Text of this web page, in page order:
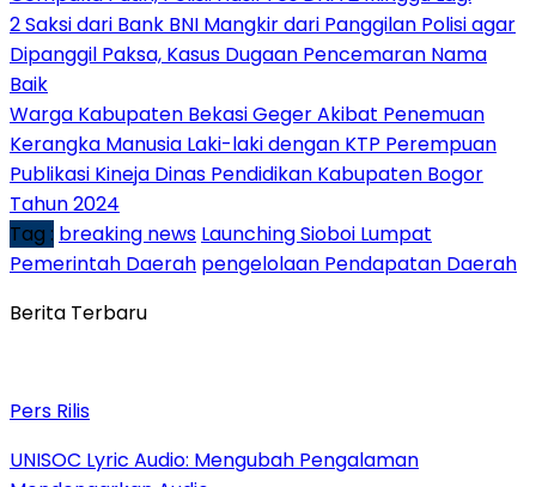
2 Saksi dari Bank BNI Mangkir dari Panggilan Polisi agar
Dipanggil Paksa, Kasus Dugaan Pencemaran Nama
Baik
Warga Kabupaten Bekasi Geger Akibat Penemuan
Kerangka Manusia Laki-laki dengan KTP Perempuan
Publikasi Kineja Dinas Pendidikan Kabupaten Bogor
Tahun 2024
Tag : breaking news Launching Sioboi Lumpat
Pemerintah Daerah pengelolaan Pendapatan Daerah
Berita Terbaru
Pers Rilis
UNISOC Lyric Audio: Mengubah Pengalaman